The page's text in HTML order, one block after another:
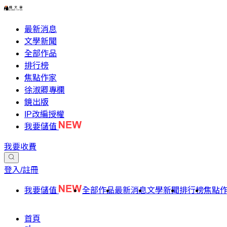
最新消息
文學新聞
全部作品
排行榜
焦點作家
徐淑卿專欄
鏡出版
IP改編授權
我要儲值
我要收費
登入/註冊
我要儲值 全部作品最新消息文學新聞排行榜焦點
首頁